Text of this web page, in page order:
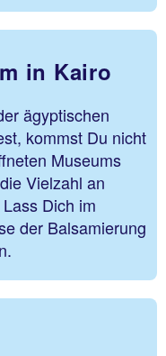
in Kairo
ägyptischen
kommst Du nicht
Museums
Vielzahl an
Dich im
der Balsamierung